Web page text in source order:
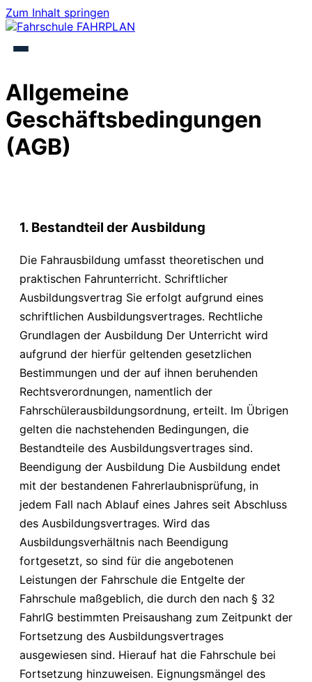
Zum Inhalt springen
Allgemeine
Geschäftsbedingungen
(AGB)
1. Bestandteil der Ausbildung
Die Fahrausbildung umfasst theoretischen und
praktischen Fahrunterricht. Schriftlicher
Ausbildungsvertrag Sie erfolgt aufgrund eines
schriftlichen Ausbildungsvertrages. Rechtliche
Grundlagen der Ausbildung Der Unterricht wird
aufgrund der hierfür geltenden gesetzlichen
Bestimmungen und der auf ihnen beruhenden
Rechtsverordnungen, namentlich der
Fahrschülerausbildungsordnung, erteilt. Im Übrigen
gelten die nachstehenden Bedingungen, die
Bestandteile des Ausbildungsvertrages sind.
Beendigung der Ausbildung Die Ausbildung endet
mit der bestandenen Fahrerlaubnisprüfung, in
jedem Fall nach Ablauf eines Jahres seit Abschluss
des Ausbildungsvertrages. Wird das
Ausbildungsverhältnis nach Beendigung
fortgesetzt, so sind für die angebotenen
Leistungen der Fahrschule die Entgelte der
Fahrschule maßgeblich, die durch den nach § 32
FahrlG bestimmten Preisaushang zum Zeitpunkt der
Fortsetzung des Ausbildungsvertrages
ausgewiesen sind. Hierauf hat die Fahrschule bei
Fortsetzung hinzuweisen. Eignungsmängel des